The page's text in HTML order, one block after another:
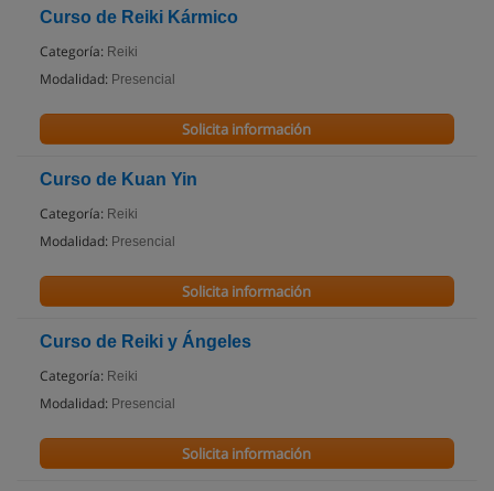
Curso de Reiki Kármico
Categoría: Reiki
Modalidad: Presencial
Solicita información
Curso de Kuan Yin
Categoría: Reiki
Modalidad: Presencial
Solicita información
Curso de Reiki y Ángeles
Categoría: Reiki
Modalidad: Presencial
Solicita información